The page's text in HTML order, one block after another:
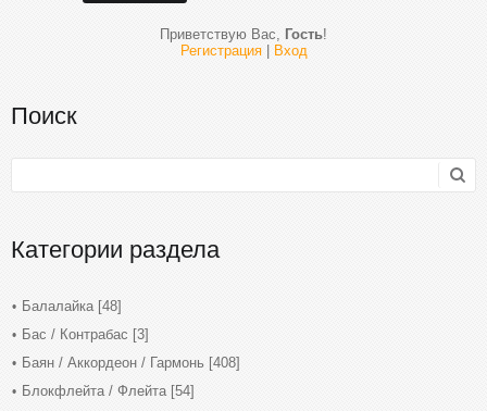
Приветствую Вас, Гость!
Регистрация| Вход
Поиск
Категории раздела
Балалайка [48]
Бас / Контрабас [3]
Баян / Аккордеон / Гармонь [408]
Блокфлейта / Флейта [54]